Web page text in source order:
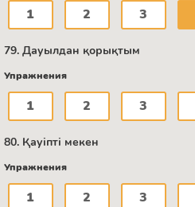
1 2 3
79. Дауылдан қорықтым
Упражнения
1 2 3
80. Қауіпті мекен
Упражнения
1 2 3